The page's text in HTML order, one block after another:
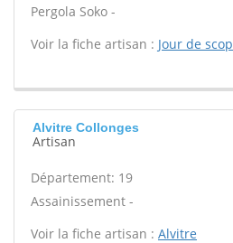
Pergola Soko -
Voir la fiche artisan : Jour de scop
Alvitre Collonges
Artisan
Département: 19
Assainissement -
Voir la fiche artisan : Alvitre